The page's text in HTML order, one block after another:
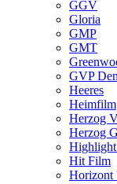
GGV
Gloria
GMP
GMT
GVP
Heeres
Heimfilm
Herzog
Herzog
Hit Film
Horizont